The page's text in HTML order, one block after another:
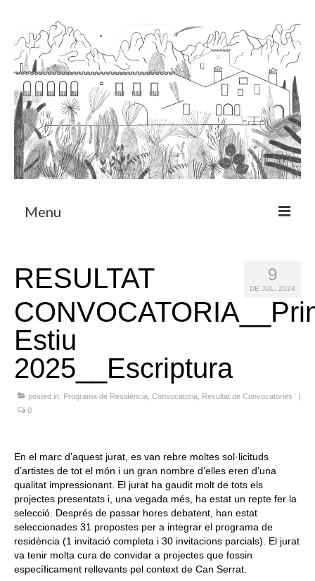
Menu
Programa de Residència
CRUCERO
Queda’t amb nosaltres
Arxiu
Contacte
9
DE JUL. 2024
RESULTAT
Estiu
2025__Escriptura
posted in: Programa de Residència Convocatoria Resultat de Convocatòries
|
0
En el marc d’aquest jurat, es van rebre moltes sol·licituds
d’artistes de tot el món i un gran nombre d’elles eren d’una
qualitat impressionant. El jurat ha gaudit molt de tots els
projectes presentats i, una vegada més, ha estat un repte fer la
selecció. Després de passar hores debatent, han estat
seleccionades 31 propostes per a integrar el programa de
residència (1 invitació completa i 30 invitacions parcials). El jurat
va tenir molta cura de convidar a projectes que fossin
específicament rellevants pel context de Can Serrat.